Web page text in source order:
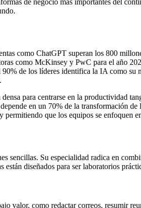
de negocio más importantes del
como ChatGPT superan los 800
como McKinsey y PwC para el año
de los líderes identifica la IA como
para centrarse en la productividad
en un 70% de la transformación de
que los equipos se enfoquen
sencillas. Su especialidad radica en
diseñados para ser laboratorios
valor, como redactar correos, resumir